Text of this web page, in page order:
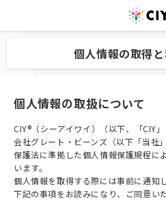
個人情報の取得
個人情報の取扱について
CIY®（シーアイワイ）（以下、「CIY
会社グレート・ビーンズ（以下「当社
保護法に準拠した個人情報保護規程に
います。
個人情報を取得する際には事前に通知
下記の事項をお読みになり、ご同意い